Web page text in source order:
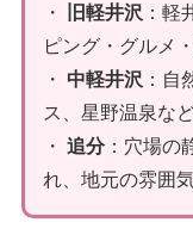
・ 旧軽井沢 ：軽
ピング・グルメ
・ 中軽井沢 ：自
ス、星野温泉な
・ 追分：穴場の
れ、地元の雰囲